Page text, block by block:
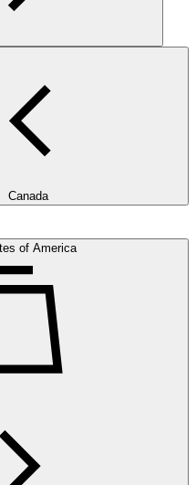
Canada
of America